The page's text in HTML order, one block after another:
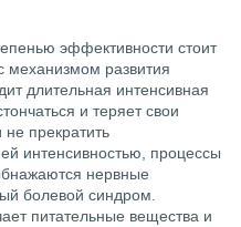
эффективности стоит
механизмом развития
длительная интенсивная
и теряет свои
прекратить
интенсивностью, процессы
нервные
болевой синдром.
питательные вещества и